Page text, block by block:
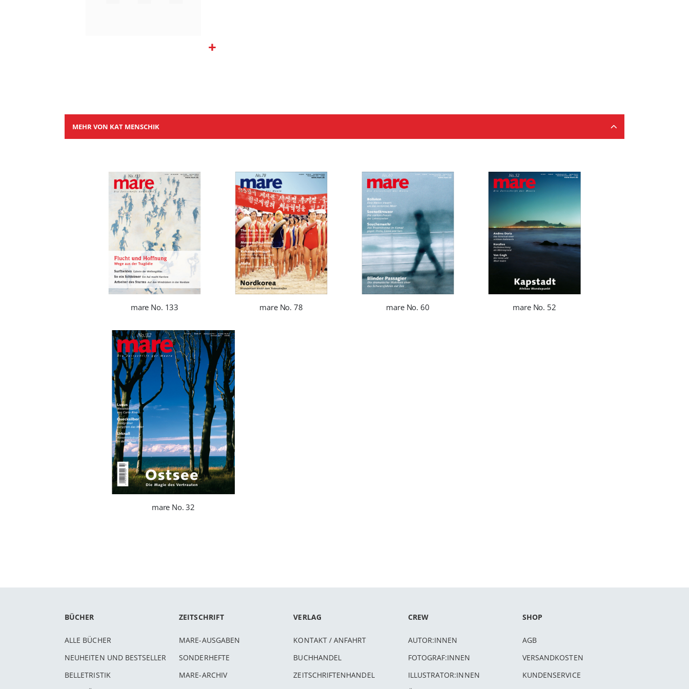
MEHR VON KAT MENSCHIK
mare No. 133 mare No. 78 mare No. 60 mare No. 52
mare No. 32
BÜCHER
ALLE BÜCHER
NEUHEITEN UND BESTSELLER
BELLETRISTIK
ZEITSCHRIFT
MARE-AUSGABEN
SONDERHEFTE
MARE-ARCHIV
VERLAG
KONTAKT / ANFAHRT
BUCHHANDEL
ZEITSCHRIFTENHANDEL
CREW
AUTOR:INNEN
FOTOGRAF:INNEN
ILLUSTRATOR:INNEN
SHOP
AGB
VERSANDKOSTEN
KUNDENSERVICE